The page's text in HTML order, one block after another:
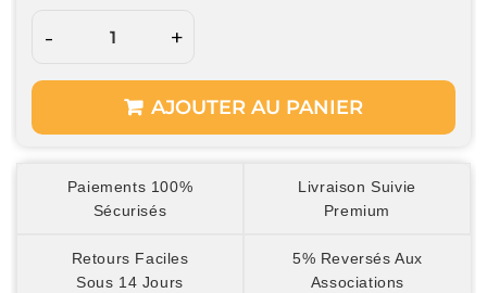
- +
AJOUTER AU PANIER
Paiements 100%
Sécurisés
Livraison Suivie
Premium
Retours Faciles
Sous 14 Jours
5% Reversés Aux
Associations